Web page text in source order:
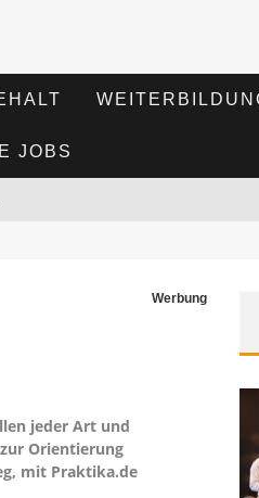
JOBS
Werbung
jeder Art und
Orientierung
mit Praktika.de